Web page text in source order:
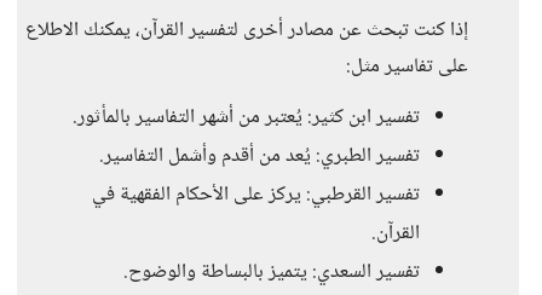
إذا كنت تبحث عن مصادر أخرى لتفسير القرآن، يمكنك الاطلاع
على تفاسير مثل:
تفسير ابن كثير: يُعتبر من أشهر التفاسير بالمأثور.
تفسير الطبري: يُعد من أقدم وأشمل التفاسير.
تفسير القرطبي: يركز على الأحكام الفقهية في
القرآن.
تفسير السعدي: يتميز بالبساطة والوضوح.